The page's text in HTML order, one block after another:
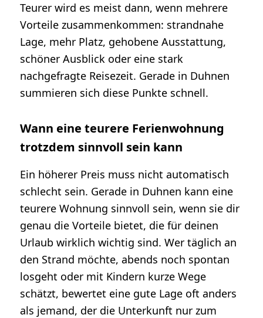
Teurer wird es meist dann, wenn mehrere
Vorteile zusammenkommen: strandnahe
Lage, mehr Platz, gehobene Ausstattung,
schöner Ausblick oder eine stark
nachgefragte Reisezeit. Gerade in Duhnen
summieren sich diese Punkte schnell.
Wann eine teurere Ferienwohnung
trotzdem sinnvoll sein kann
Ein höherer Preis muss nicht automatisch
schlecht sein. Gerade in Duhnen kann eine
teurere Wohnung sinnvoll sein, wenn sie dir
genau die Vorteile bietet, die für deinen
Urlaub wirklich wichtig sind. Wer täglich an
den Strand möchte, abends noch spontan
losgeht oder mit Kindern kurze Wege
schätzt, bewertet eine gute Lage oft anders
als jemand, der die Unterkunft nur zum